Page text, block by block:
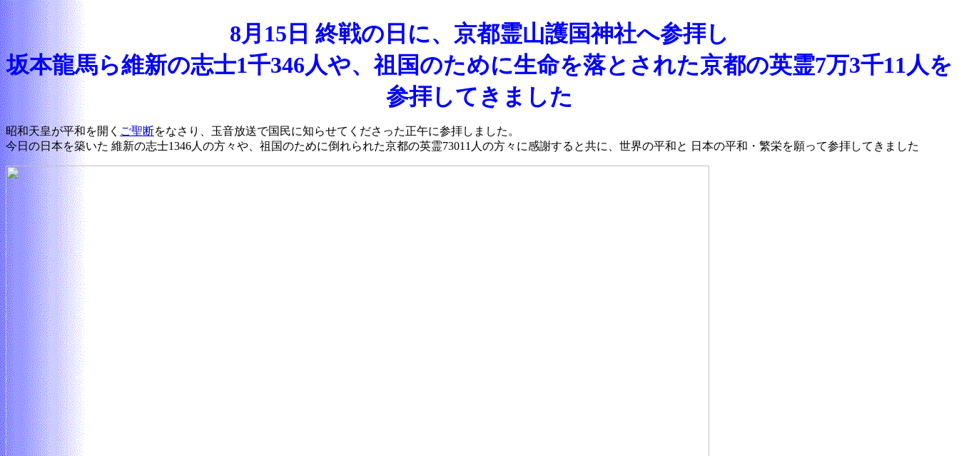
8月15日 終戦の日に、京都霊山護国神社へ参拝し
坂本龍馬ら維新の志士1千346人や、祖国のために生命を落とされた京都の英霊7万3千11人を
参拝してきました
昭和天皇が平和を開く ご聖断をなさり、玉音放送で国民に知らせてくださった正午に参拝しました。
今日の日本を築いた 維新の志士1346人の方々や、祖国のために倒れられた京都の英霊73011人の方々に感謝すると共に、世界の平和と 日本の平和・繁栄を願って参拝してきました